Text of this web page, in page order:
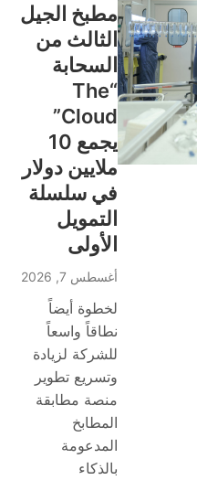
مطبخ الجيل
الثالث من
السحابة
“The
Cloud”
يجمع 10
ملايين دولار
في سلسلة
التمويل
الأولى
أغسطس 7, 2026
لخطوة أيضاً
نطاقاً واسعاً
للشركة لزيادة
وتسريع تطوير
منصة مطابقة
المطابخ
المدعومة
بالذكاء